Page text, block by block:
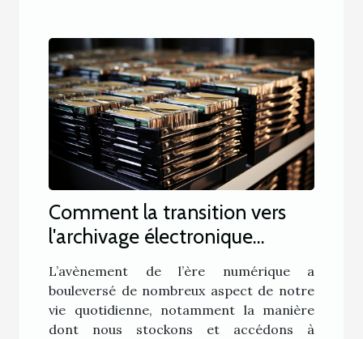
Comment la transition vers
l'archivage électronique
impacte l'économie?
L’avènement de l’ère numérique a
bouleversé de nombreux aspect de notre
vie quotidienne, notamment la manière
dont nous stockons et accédons à